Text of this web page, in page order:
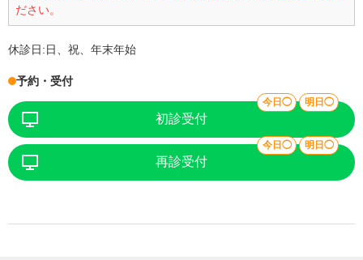
ださい。
休診日:日、祝、年末年始
予約・受付
初診受付
今日◯ 明日◯
再診受付
今日◯ 明日◯